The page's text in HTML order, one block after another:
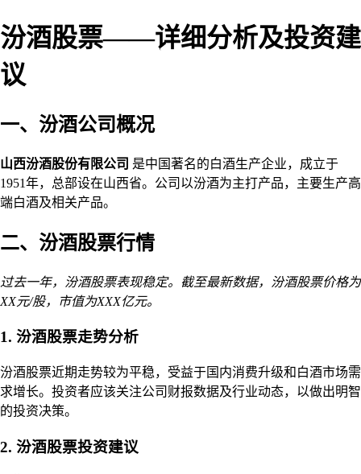
汾酒股票——详细分析及投资建
议
一、汾酒公司概况
山西汾酒股份有限公司 是中国著名的白酒生产企业，成立于
1951年，总部设在山西省。公司以汾酒为主打产品，主要生产高
端白酒及相关产品。
二、汾酒股票行情
过去一年，汾酒股票表现稳定。截至最新数据，汾酒股票价格为
XX元/股，市值为XXX亿元。
1. 汾酒股票走势分析
汾酒股票近期走势较为平稳，受益于国内消费升级和白酒市场需
求增长。投资者应该关注公司财报数据及行业动态，以做出明智
的投资决策。
2. 汾酒股票投资建议